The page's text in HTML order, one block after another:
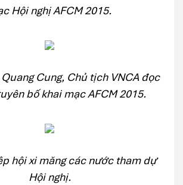
Hội nghị AFCM 2015.
Cung, Chủ tịch VNCA đọc
bố khai mạc AFCM 2015.
hội xi măng các nước tham dự
Hội nghị.